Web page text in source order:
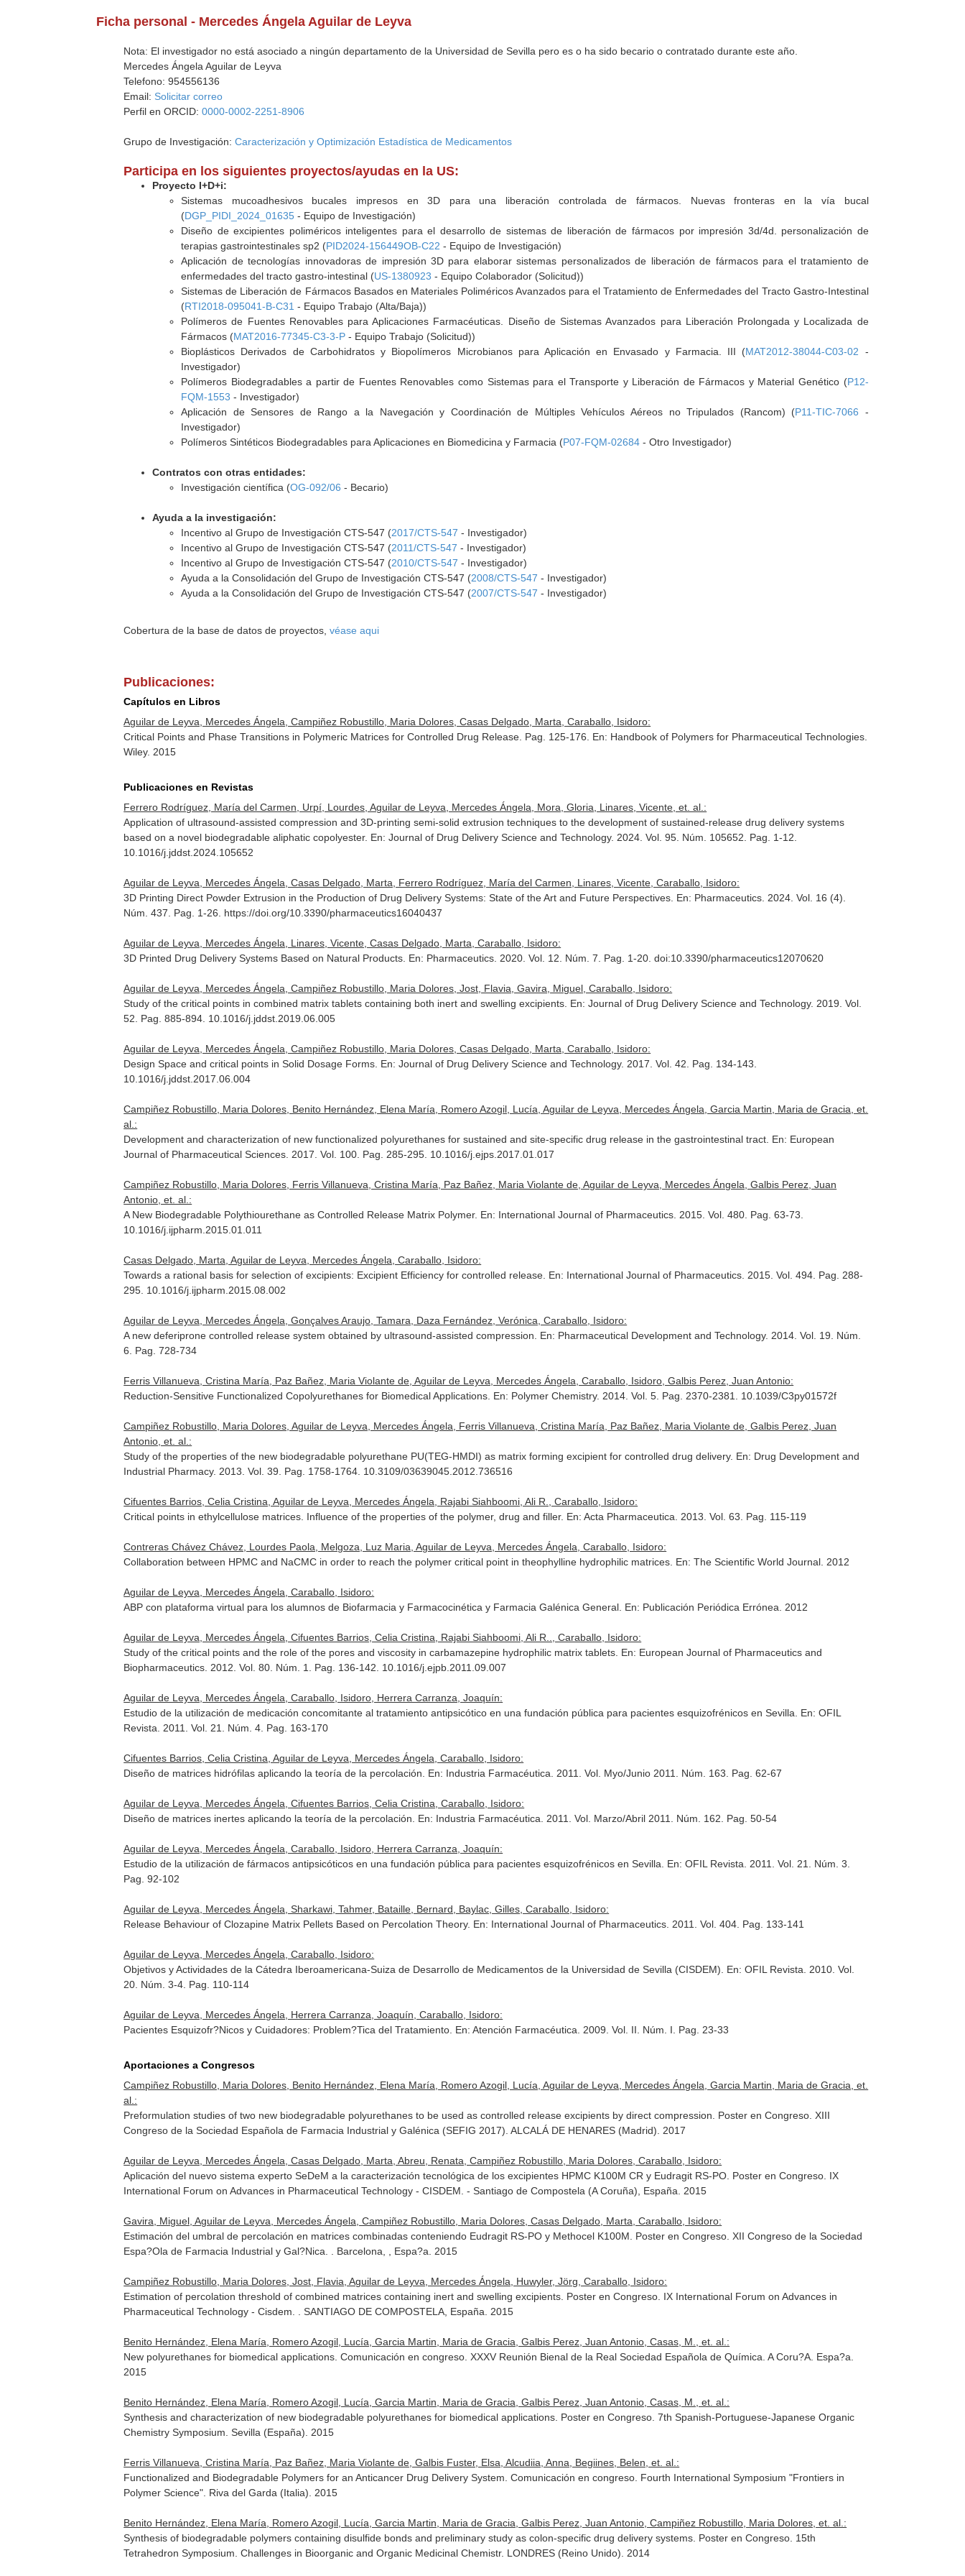
Ficha personal - Mercedes Ángela Aguilar de Leyva
Nota: El investigador no está asociado a ningún departamento de la Universidad de Sevilla pero es o ha sido becario o contratado durante este año.
Mercedes Ángela Aguilar de Leyva
Telefono: 954556136
Email: Solicitar correo
Perfil en ORCID:0000-0002-2251-8906
Grupo de Investigación:Caracterización y Optimización Estadística de Medicamentos
Participa en los siguientes proyectos/ayudas en la US:
Proyecto I+D+i:
Sistemas mucoadhesivos bucales impresos en 3D para una liberación controlada de fármacos. Nuevas fronteras en la vía bucal
(DGP_PIDI_2024_01635 - Equipo de Investigación)
Diseño de excipientes poliméricos inteligentes para el desarrollo de sistemas de liberación de fármacos por impresión 3d/4d. personalización de
terapias gastrointestinales sp2 (PID2024-156449OB-C22 - Equipo de Investigación)
Aplicación de tecnologías innovadoras de impresión 3D para elaborar sistemas personalizados de liberación de fármacos para el tratamiento de
enfermedades del tracto gastro-intestinal (US-1380923 - Equipo Colaborador (Solicitud))
Sistemas de Liberación de Fármacos Basados en Materiales Poliméricos Avanzados para el Tratamiento de Enfermedades del Tracto Gastro-Intestinal
(RTI2018-095041-B-C31 - Equipo Trabajo (Alta/Baja))
Polímeros de Fuentes Renovables para Aplicaciones Farmacéuticas. Diseño de Sistemas Avanzados para Liberación Prolongada y Localizada de
Fármacos (MAT2016-77345-C3-3-P - Equipo Trabajo (Solicitud))
Bioplásticos Derivados de Carbohidratos y Biopolímeros Microbianos para Aplicación en Envasado y Farmacia. III (MAT2012-38044-C03-02 -
Investigador)
Polímeros Biodegradables a partir de Fuentes Renovables como Sistemas para el Transporte y Liberación de Fármacos y Material Genético (P12-
FQM-1553 - Investigador)
Aplicación de Sensores de Rango a la Navegación y Coordinación de Múltiples Vehículos Aéreos no Tripulados (Rancom) (P11-TIC-7066 -
Investigador)
Polímeros Sintéticos Biodegradables para Aplicaciones en Biomedicina y Farmacia (P07-FQM-02684 - Otro Investigador)
Contratos con otras entidades:
Investigación científica (OG-092/06 - Becario)
Ayuda a la investigación:
Incentivo al Grupo de Investigación CTS-547 (2017/CTS-547 - Investigador)
Incentivo al Grupo de Investigación CTS-547 (2011/CTS-547 - Investigador)
Incentivo al Grupo de Investigación CTS-547 (2010/CTS-547 - Investigador)
Ayuda a la Consolidación del Grupo de Investigación CTS-547 (2008/CTS-547 - Investigador)
Ayuda a la Consolidación del Grupo de Investigación CTS-547 (2007/CTS-547 - Investigador)
Cobertura de la base de datos de proyectos,véase aqui
Publicaciones:
Capítulos en Libros
Aguilar de Leyva, Mercedes Ángela, Campiñez Robustillo, Maria Dolores, Casas Delgado, Marta, Caraballo, Isidoro:
Critical Points and Phase Transitions in Polymeric Matrices for Controlled Drug Release. Pag. 125-176. En: Handbook of Polymers for Pharmaceutical Technologies
Wiley. 2015
Publicaciones en Revistas
Ferrero Rodríguez, María del Carmen, Urpí, Lourdes, Aguilar de Leyva, Mercedes Ángela, Mora, Gloria, Linares, Vicente, et. al.:
Application of ultrasound-assisted compression and 3D-printing semi-solid extrusion techniques to the development of sustained-release drug delivery systems
based on a novel biodegradable aliphatic copolyester. En: Journal of Drug Delivery Science and Technology. 2024. Vol. 95. Núm. 105652. Pag. 1-12.
10.1016/j.jddst.2024.105652
Aguilar de Leyva, Mercedes Ángela, Casas Delgado, Marta, Ferrero Rodríguez, María del Carmen, Linares, Vicente, Caraballo, Isidoro:
3D Printing Direct Powder Extrusion in the Production of Drug Delivery Systems: State of the Art and Future Perspectives. En: Pharmaceutics . 2024. Vol. 16 (4).
Núm. 437. Pag. 1-26. https://doi.org/10.3390/pharmaceutics16040437
Aguilar de Leyva, Mercedes Ángela, Linares, Vicente, Casas Delgado, Marta, Caraballo, Isidoro:
3D Printed Drug Delivery Systems Based on Natural Products. En: Pharmaceutics . 2020. Vol. 12. Núm. 7. Pag. 1-20. doi:10.3390/pharmaceutics12070620
Aguilar de Leyva, Mercedes Ángela, Campiñez Robustillo, Maria Dolores, Jost, Flavia, Gavira, Miguel, Caraballo, Isidoro:
Study of the critical points in combined matrix tablets containing both inert and swelling excipients. En: Journal of Drug Delivery Science and Technology. 2019. Vol.
52. Pag. 885-894. 10.1016/j.jddst.2019.06.005
Aguilar de Leyva, Mercedes Ángela, Campiñez Robustillo, Maria Dolores, Casas Delgado, Marta, Caraballo, Isidoro:
Design Space and critical points in Solid Dosage Forms. En: Journal of Drug Delivery Science and Technology. 2017. Vol. 42. Pag. 134-143.
10.1016/j.jddst.2017.06.004
Campiñez Robustillo, Maria Dolores, Benito Hernández, Elena María, Romero Azogil, Lucía, Aguilar de Leyva, Mercedes Ángela, Garcia Martin, Maria de Gracia, et.
al.:
Development and characterization of new functionalized polyurethanes for sustained and site-specific drug release in the gastrointestinal tract. En: European
Journal of Pharmaceutical Sciences . 2017. Vol. 100. Pag. 285-295. 10.1016/j.ejps.2017.01.017
Campiñez Robustillo, Maria Dolores, Ferris Villanueva, Cristina María, Paz Bañez, Maria Violante de, Aguilar de Leyva, Mercedes Ángela, Galbis Perez, Juan
Antonio, et. al.:
A New Biodegradable Polythiourethane as Controlled Release Matrix Polymer. En: International Journal of Pharmaceutics . 2015. Vol. 480. Pag. 63-73.
10.1016/j.ijpharm.2015.01.011
Casas Delgado, Marta, Aguilar de Leyva, Mercedes Ángela, Caraballo, Isidoro:
Towards a rational basis for selection of excipients: Excipient Efficiency for controlled release. En: International Journal of Pharmaceutics . 2015. Vol. 494. Pag. 288-
295. 10.1016/j.ijpharm.2015.08.002
Aguilar de Leyva, Mercedes Ángela, Gonçalves Araujo, Tamara, Daza Fernández, Verónica, Caraballo, Isidoro:
A new deferiprone controlled release system obtained by ultrasound-assisted compression. En: Pharmaceutical Development and Technology. 2014. Vol. 19. Núm.
6. Pag. 728-734
Ferris Villanueva, Cristina María, Paz Bañez, Maria Violante de, Aguilar de Leyva, Mercedes Ángela, Caraballo, Isidoro, Galbis Perez, Juan Antonio:
Reduction-Sensitive Functionalized Copolyurethanes for Biomedical Applications. En: Polymer Chemistry. 2014. Vol. 5. Pag. 2370-2381. 10.1039/C3py01572f
Campiñez Robustillo, Maria Dolores, Aguilar de Leyva, Mercedes Ángela, Ferris Villanueva, Cristina María, Paz Bañez, Maria Violante de, Galbis Perez, Juan
Antonio, et. al.:
Study of the properties of the new biodegradable polyurethane PU(TEG-HMDI) as matrix forming excipient for controlled drug delivery. En: Drug Development and
Industrial Pharmacy. 2013. Vol. 39. Pag. 1758-1764. 10.3109/03639045.2012.736516
Cifuentes Barrios, Celia Cristina, Aguilar de Leyva, Mercedes Ángela, Rajabi Siahboomi, Ali R., Caraballo, Isidoro:
Critical points in ethylcellulose matrices. Influence of the properties of the polymer, drug and filler. En: Acta Pharmaceutica . 2013. Vol. 63. Pag. 115-119
Contreras Chávez Chávez, Lourdes Paola, Melgoza, Luz Maria, Aguilar de Leyva, Mercedes Ángela, Caraballo, Isidoro:
Collaboration between HPMC and NaCMC in order to reach the polymer critical point in theophylline hydrophilic matrices. En: The Scientific World Journal . 2012
Aguilar de Leyva, Mercedes Ángela, Caraballo, Isidoro:
ABP con plataforma virtual para los alumnos de Biofarmacia y Farmacocinética y Farmacia Galénica General. En: Publicación Periódica Errónea . 2012
Aguilar de Leyva, Mercedes Ángela, Cifuentes Barrios, Celia Cristina, Rajabi Siahboomi, Ali R.., Caraballo, Isidoro:
Study of the critical points and the role of the pores and viscosity in carbamazepine hydrophilic matrix tablets. En: European Journal of Pharmaceutics and
Biopharmaceutics . 2012. Vol. 80. Núm. 1. Pag. 136-142. 10.1016/j.ejpb.2011.09.007
Aguilar de Leyva, Mercedes Ángela, Caraballo, Isidoro, Herrera Carranza, Joaquín:
Estudio de la utilización de medicación concomitante al tratamiento antipsicótico en una fundación pública para pacientes esquizofrénicos en Sevilla. En: OFIL
Revista . 2011. Vol. 21. Núm. 4. Pag. 163-170
Cifuentes Barrios, Celia Cristina, Aguilar de Leyva, Mercedes Ángela, Caraballo, Isidoro:
Diseño de matrices hidrófilas aplicando la teoría de la percolación. En: Industria Farmacéutica . 2011. Vol. Myo/Junio 2011. Núm. 163. Pag. 62-67
Aguilar de Leyva, Mercedes Ángela, Cifuentes Barrios, Celia Cristina, Caraballo, Isidoro:
Diseño de matrices inertes aplicando la teoría de la percolación. En: Industria Farmacéutica . 2011. Vol. Marzo/Abril 2011. Núm. 162. Pag. 50-54
Aguilar de Leyva, Mercedes Ángela, Caraballo, Isidoro, Herrera Carranza, Joaquín:
Estudio de la utilización de fármacos antipsicóticos en una fundación pública para pacientes esquizofrénicos en Sevilla. En: OFIL Revista . 2011. Vol. 21. Núm. 3.
Pag. 92-102
Aguilar de Leyva, Mercedes Ángela, Sharkawi, Tahmer, Bataille, Bernard, Baylac, Gilles, Caraballo, Isidoro:
Release Behaviour of Clozapine Matrix Pellets Based on Percolation Theory. En: International Journal of Pharmaceutics . 2011. Vol. 404. Pag. 133-141
Aguilar de Leyva, Mercedes Ángela, Caraballo, Isidoro:
Objetivos y Actividades de la Cátedra Iberoamericana-Suiza de Desarrollo de Medicamentos de la Universidad de Sevilla (CISDEM). En: OFIL Revista . 2010. Vol.
20. Núm. 3-4. Pag. 110-114
Aguilar de Leyva, Mercedes Ángela, Herrera Carranza, Joaquín, Caraballo, Isidoro:
Pacientes Esquizofr?Nicos y Cuidadores: Problem?Tica del Tratamiento. En: Atención Farmacéutica . 2009. Vol. II. Núm. I. Pag. 23-33
Aportaciones a Congresos
Campiñez Robustillo, Maria Dolores, Benito Hernández, Elena María, Romero Azogil, Lucía, Aguilar de Leyva, Mercedes Ángela, Garcia Martin, Maria de Gracia, et.
al.:
Preformulation studies of two new biodegradable polyurethanes to be used as controlled release excipients by direct compression. Poster en Congreso. XIII
Congreso de la Sociedad Española de Farmacia Industrial y Galénica (SEFIG 2017). ALCALÁ DE HENARES (Madrid). 2017
Aguilar de Leyva, Mercedes Ángela, Casas Delgado, Marta, Abreu, Renata, Campiñez Robustillo, Maria Dolores, Caraballo, Isidoro:
Aplicación del nuevo sistema experto SeDeM a la caracterización tecnológica de los excipientes HPMC K100M CR y Eudragit RS-PO. Poster en Congreso. IX
International Forum on Advances in Pharmaceutical Technology - CISDEM. - Santiago de Compostela (A Coruña), España. 2015
Gavira, Miguel, Aguilar de Leyva, Mercedes Ángela, Campiñez Robustillo, Maria Dolores, Casas Delgado, Marta, Caraballo, Isidoro:
Estimación del umbral de percolación en matrices combinadas conteniendo Eudragit RS-PO y Methocel K100M. Poster en Congreso. XII Congreso de la Sociedad
Espa?Ola de Farmacia Industrial y Gal?Nica. . Barcelona, , Espa?a. 2015
Campiñez Robustillo, Maria Dolores, Jost, Flavia, Aguilar de Leyva, Mercedes Ángela, Huwyler, Jörg, Caraballo, Isidoro:
Estimation of percolation threshold of combined matrices containing inert and swelling excipients. Poster en Congreso. IX International Forum on Advances in
Pharmaceutical Technology - Cisdem. . SANTIAGO DE COMPOSTELA, España. 2015
Benito Hernández, Elena María, Romero Azogil, Lucía, Garcia Martin, Maria de Gracia, Galbis Perez, Juan Antonio, Casas, M., et. al.:
New polyurethanes for biomedical applications. Comunicación en congreso. XXXV Reunión Bienal de la Real Sociedad Española de Química. A Coru?A. Espa?a.
2015
Benito Hernández, Elena María, Romero Azogil, Lucía, Garcia Martin, Maria de Gracia, Galbis Perez, Juan Antonio, Casas, M., et. al.:
Synthesis and characterization of new biodegradable polyurethanes for biomedical applications. Poster en Congreso. 7th Spanish-Portuguese-Japanese Organic
Chemistry Symposium. Sevilla (España). 2015
Ferris Villanueva, Cristina María, Paz Bañez, Maria Violante de, Galbis Fuster, Elsa, Alcudiia, Anna, Begiines, Belen, et. al.:
Functionalized and Biodegradable Polymers for an Anticancer Drug Delivery System. Comunicación en congreso. Fourth International Symposium "Frontiers in
Polymer Science". Riva del Garda (Italia). 2015
Benito Hernández, Elena María, Romero Azogil, Lucía, Garcia Martin, Maria de Gracia, Galbis Perez, Juan Antonio, Campiñez Robustillo, Maria Dolores, et. al.:
Synthesis of biodegradable polymers containing disulfide bonds and preliminary study as colon-specific drug delivery systems. Poster en Congreso. 15th
Tetrahedron Symposium. Challenges in Bioorganic and Organic Medicinal Chemistr. LONDRES (Reino Unido). 2014